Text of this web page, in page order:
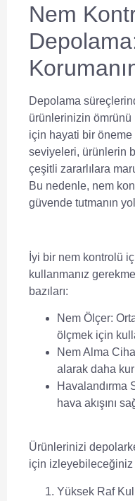
Nem
Depolama
ürünlerinizin
için hayati bir
seviyeleri, ürünlerin
çeşitli zararlılara
Bu nedenle, nem
güvende tutmanın
İyi bir nem kontrolü
kullanmanız
bazıları:
Nem Ölçer:
ölçmek için
Nem Alma
alarak daha
Havalandırma
hava akışını
Ürünlerinizi
için izleyebileceğiniz
Yüksek Raf